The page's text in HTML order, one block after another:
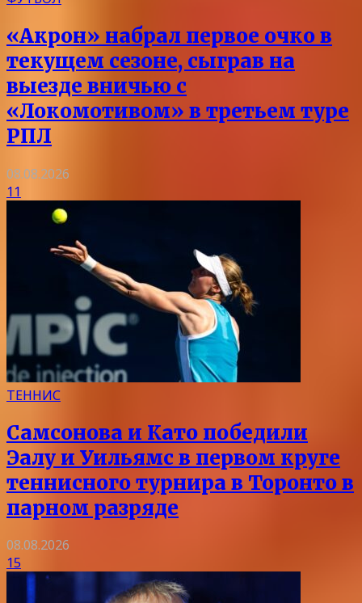
«Акрон» набрал первое очко в
текущем сезоне, сыграв на
выезде вничью с
«Локомотивом» в третьем туре
РПЛ
08.08.2026
11
ТЕННИС
Самсонова и Като победили
Эалу и Уильямс в первом круге
теннисного турнира в Торонто в
парном разряде
08.08.2026
15